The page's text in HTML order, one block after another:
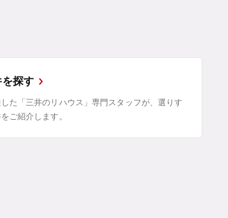
探す
た「三井のリハウス」専門スタッフが、選りす
ご紹介します。